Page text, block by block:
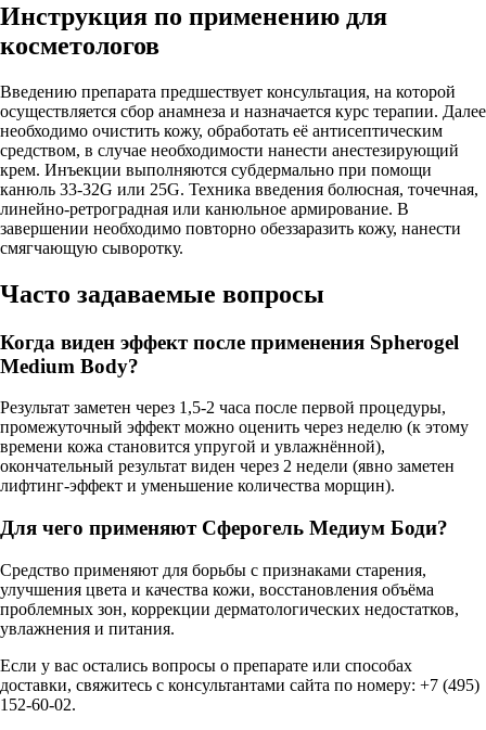
Инструкция по применению для
косметологов
Введению препарата предшествует консультация, на которой
осуществляется сбор анамнеза и назначается курс терапии. Далее
необходимо очистить кожу, обработать её антисептическим
средством, в случае необходимости нанести анестезирующий
крем. Инъекции выполняются субдермально при помощи
канюль 33-32G или 25G. Техника введения болюсная, точечная,
линейно-ретроградная или канюльное армирование. В
завершении необходимо повторно обеззаразить кожу, нанести
смягчающую сыворотку.
Часто задаваемые вопросы
Когда виден эффект после применения Spherogel
Medium Body?
Результат заметен через 1,5-2 часа после первой процедуры,
промежуточный эффект можно оценить через неделю (к этому
времени кожа становится упругой и увлажнённой),
окончательный результат виден через 2 недели (явно заметен
лифтинг-эффект и уменьшение количества морщин).
Для чего применяют Сферогель Медиум Боди?
Средство применяют для борьбы с признаками старения,
улучшения цвета и качества кожи, восстановления объёма
проблемных зон, коррекции дерматологических недостатков,
увлажнения и питания.
Если у вас остались вопросы о препарате или способах
доставки, свяжитесь с консультантами сайта по номеру: +7 (495)
152-60-02.